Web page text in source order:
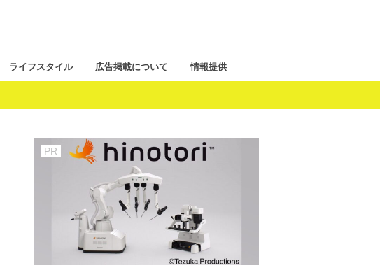
ライフスタイル 広告掲載について 情報提供